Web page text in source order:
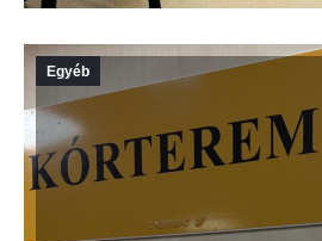
Egyéb